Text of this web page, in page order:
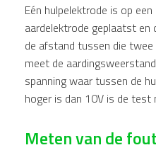
Eén hulpelektrode is op
aardelektrode geplaatst en
de afstand tussen die
meet de
spanning waar tussen de
hoger is dan 10V is de test
Meten van de